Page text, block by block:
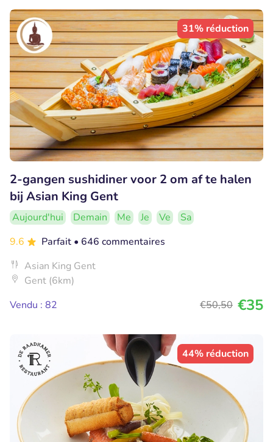
31% réduction
2-gangen sushidiner voor 2 om af te halen
bij Asian King Gent
Aujourd'hui Demain Me Je Ve
Sa
9.6
Parfait • 646 commentaires
Asian King Gent
Gent (6km)
Vendu : 82
€50,50 €35
44% réduction